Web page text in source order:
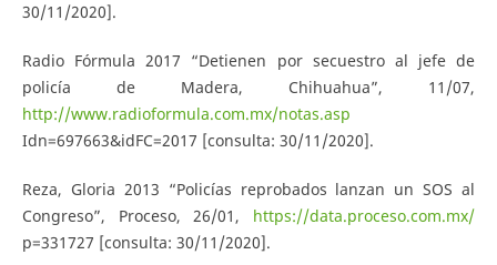
30/11/2020].
Radio Fórmula 2017 “Detienen por secuestro al jefe de
policía de Madera, Chihuahua”, 11/07,
http://www.radioformula.com.mx/notas.asp
Idn=697663&idFC=2017 [consulta: 30/11/2020].
Reza, Gloria 2013 “Policías reprobados lanzan un SOS al
Congreso”, Proceso, 26/01, https://data.proceso.com.mx/
p=331727 [consulta: 30/11/2020].